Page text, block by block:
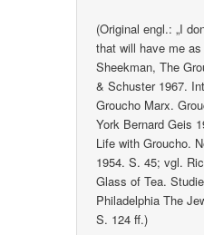
(Original engl.: „I
that will have me
Sheekman, The
& Schuster 1967.
Groucho Marx.
York Bernard Geis
Life with Groucho.
1954. S. 45; vgl.
Glass of Tea.
Philadelphia The
S. 124 ff.)